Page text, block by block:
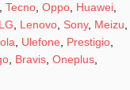
, Tecno, Oppo, Huawei,
LG, Lenovo, Sony, Meizu,
, Ulefone, Prestigio,
, Bravis, Oneplus,